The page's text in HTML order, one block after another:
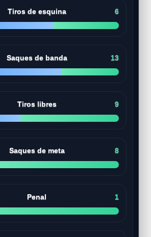
Tiros de esquina 6
Saques de banda 13
Tiros libres 9
Saques de meta 8
Penal 1